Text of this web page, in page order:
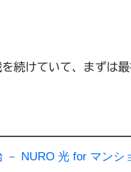
続けていて、まずは
NURO 光 for マンシ